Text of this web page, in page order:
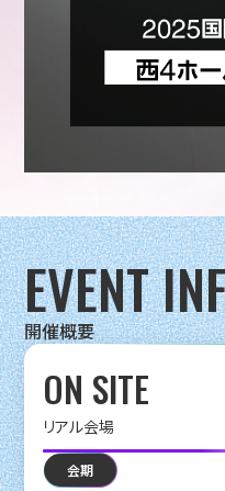
EVENT
開催概要
ON SITE
リアル会場
会期